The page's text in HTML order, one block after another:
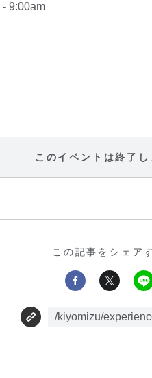
9:00am
このイベントは終了し
この記事をシェア